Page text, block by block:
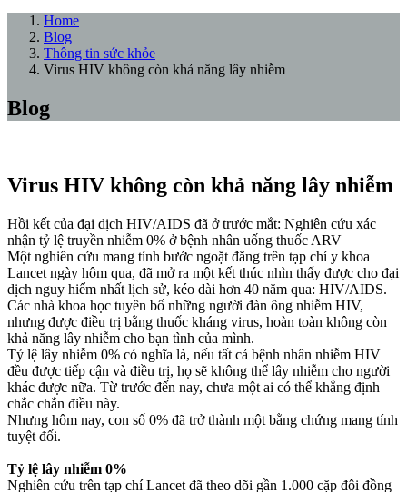
Home
Blog
Thông tin sức khỏe
Virus HIV không còn khả năng lây nhiễm
Blog
Virus HIV không còn khả năng lây nhiễm
Hồi kết của đại dịch HIV/AIDS đã ở trước mắt: Nghiên cứu xác
nhận tỷ lệ truyền nhiễm 0% ở bệnh nhân uống thuốc ARV
Một nghiên cứu mang tính bước ngoặt đăng trên tạp chí y khoa
Lancet ngày hôm qua, đã mở ra một kết thúc nhìn thấy được cho đại
dịch nguy hiểm nhất lịch sử, kéo dài hơn 40 năm qua: HIV/AIDS.
Các nhà khoa học tuyên bố những người đàn ông nhiễm HIV,
nhưng được điều trị bằng thuốc kháng virus, hoàn toàn không còn
khả năng lây nhiễm cho bạn tình của mình.
Tỷ lệ lây nhiễm 0% có nghĩa là, nếu tất cả bệnh nhân nhiễm HIV
đều được tiếp cận và điều trị, họ sẽ không thể lây nhiễm cho người
khác được nữa. Từ trước đến nay, chưa một ai có thể khẳng định
chắc chắn điều này.
Nhưng hôm nay, con số 0% đã trở thành một bằng chứng mang tính
tuyệt đối.
Tỷ lệ lây nhiễm 0%
Nghiên cứu trên tạp chí Lancet đã theo dõi gần 1.000 cặp đôi đồng